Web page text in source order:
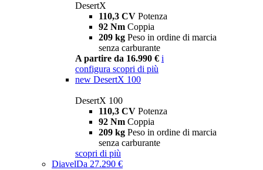
DesertX
110,3 CV Potenza
92 Nm Coppia
209 kg Peso in ordine di marcia
senza carburante
A partire da 16.990 € i
configura scopri di più
new DesertX 100
DesertX 100
110,3 CV Potenza
92 Nm Coppia
209 kg Peso in ordine di marcia
senza carburante
scopri di più
DiavelDa 27.290 €